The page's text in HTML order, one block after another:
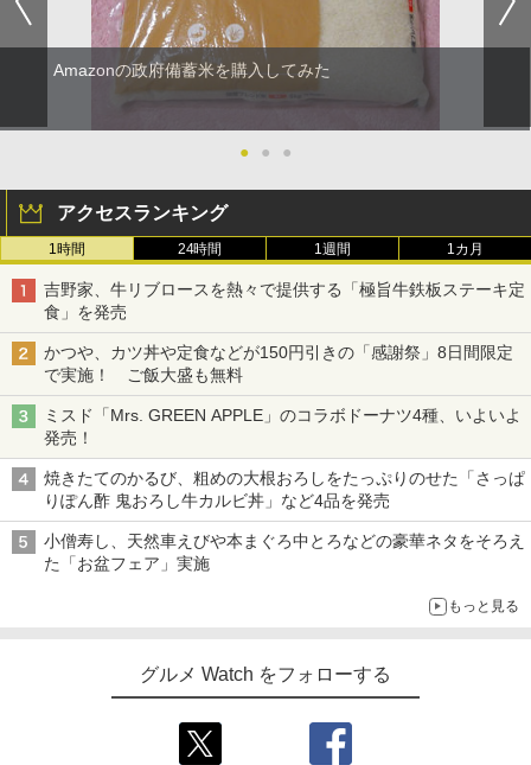
Amazonの政府備蓄米を購入してみた
● ● ●
アクセスランキング
1時間 24時間 1週間 1カ月
吉野家、牛リブロースを熱々で提供する「極旨牛鉄板ステーキ定
食」を発売
かつや、カツ丼や定食などが150円引きの「感謝祭」8日間限定
で実施！ ご飯大盛も無料
ミスド「Mrs. GREEN APPLE」のコラボドーナツ4種、いよいよ
発売！
焼きたてのかるび、粗めの大根おろしをたっぷりのせた「さっぱ
りぽん酢 鬼おろし牛カルビ丼」など4品を発売
小僧寿し、天然車えびや本まぐろ中とろなどの豪華ネタをそろえ
た「お盆フェア」実施
もっと見る
グルメ Watch をフォローする